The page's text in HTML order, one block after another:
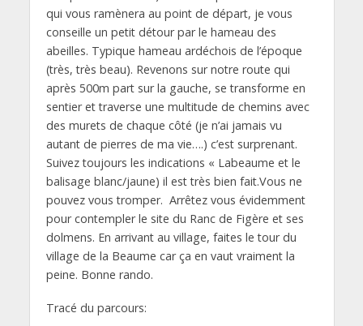
qui vous ramènera au point de départ, je vous
conseille un petit détour par le hameau des
abeilles. Typique hameau ardéchois de l’époque
(très, très beau). Revenons sur notre route qui
après 500m part sur la gauche, se transforme en
sentier et traverse une multitude de chemins avec
des murets de chaque côté (je n’ai jamais vu
autant de pierres de ma vie….) c’est surprenant.
Suivez toujours les indications « Labeaume et le
balisage blanc/jaune) il est très bien fait.Vous ne
pouvez vous tromper. Arrêtez vous évidemment
pour contempler le site du Ranc de Figère et ses
dolmens. En arrivant au village, faites le tour du
village de la Beaume car ça en vaut vraiment la
peine. Bonne rando.
Tracé du parcours: